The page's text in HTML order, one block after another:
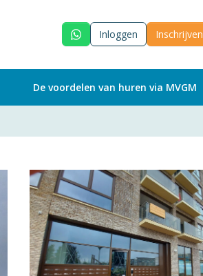
Inloggen Inschrijven
De voordelen van huren via MVGM